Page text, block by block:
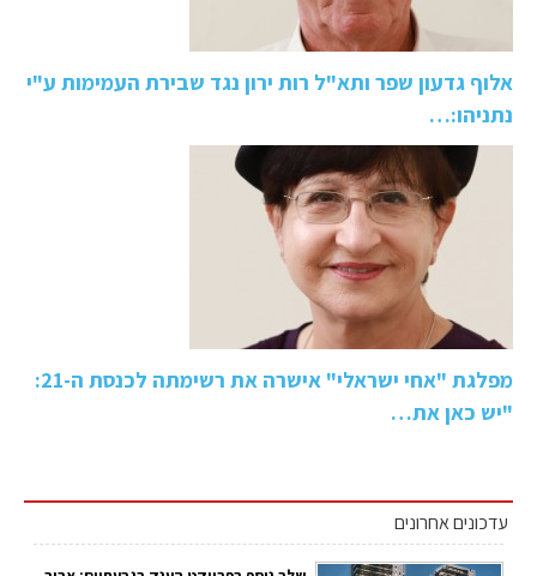
אלוף גדעון שפר ותא"ל רות ירון נגד שבירת העמימות ע"י
נתניהו:…
מפלגת "אחי ישראלי" אישרה את רשימתה לכנסת ה-21:
"יש כאן את…
עדכונים אחרונים